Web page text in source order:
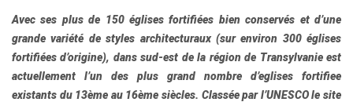
Avec ses plus de 150 églises fortifiées bien conservés et d’une
grande variété de styles architecturaux (sur environ 300 églises
fortifiées d’origine), dans sud-est de la région de Transylvanie est
actuellement l’un des plus grand nombre d’eglises fortifiee
existants du 13ème au 16ème siècles. Classée par l’UNESCOle site